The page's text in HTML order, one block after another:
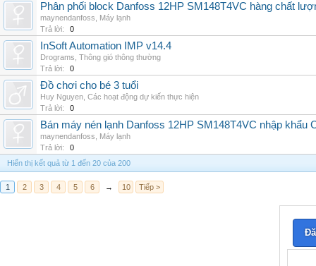
Phân phối block Danfoss 12HP SM148T4VC hàng chất
maynendanfoss
Máy lạnh
Trả lời:
0
InSoft Automation IMP v14.4
Drograms Thông gió thông thường
Trả lời:
0
Đồ chơi cho bé 3 tuổi
Huy Nguyen Các hoạt động dự kiến thực hiện
Trả lời:
0
Bán máy nén lạnh Danfoss 12HP SM148T4VC nhập khẩu
maynendanfoss
Máy lạnh
Trả lời:
0
Hiển thị kết quả từ 1 đến 20 của 200
1 2 3 4 5 6 → 10 Tiếp >